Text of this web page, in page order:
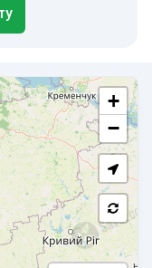
+
−